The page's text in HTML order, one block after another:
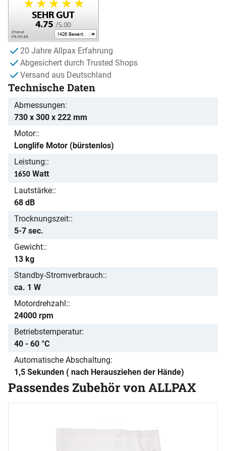
20 Jahre Allpax Erfahrung
Abgesichert durch Trusted Shops
Versand aus Deutschland
Technische Daten
Abmessungen
730 x 300 x 222 mm
Motor:
Longlife Motor (bürstenlos)
Leistung:
1650 Watt
Lautstärke:
68 dB
Trocknungszeit:
5-7 sec.
Gewicht:
13 kg
Standby-Stromverbrauch:
ca. 1 W
Motordrehzahl:
24000 rpm
Betriebstemperatur
40 - 60 °C
Automatische Abschaltung
1,5 Sekunden ( nach Herausziehen der Hände)
Passendes Zubehör von ALLPAX
Zubehör überspringen